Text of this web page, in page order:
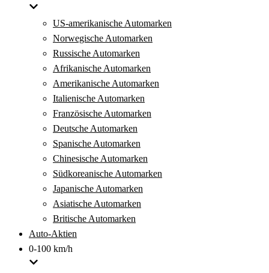
US-amerikanische Automarken
Norwegische Automarken
Russische Automarken
Afrikanische Automarken
Amerikanische Automarken
Italienische Automarken
Französische Automarken
Deutsche Automarken
Spanische Automarken
Chinesische Automarken
Südkoreanische Automarken
Japanische Automarken
Asiatische Automarken
Britische Automarken
Auto-Aktien
0-100 km/h